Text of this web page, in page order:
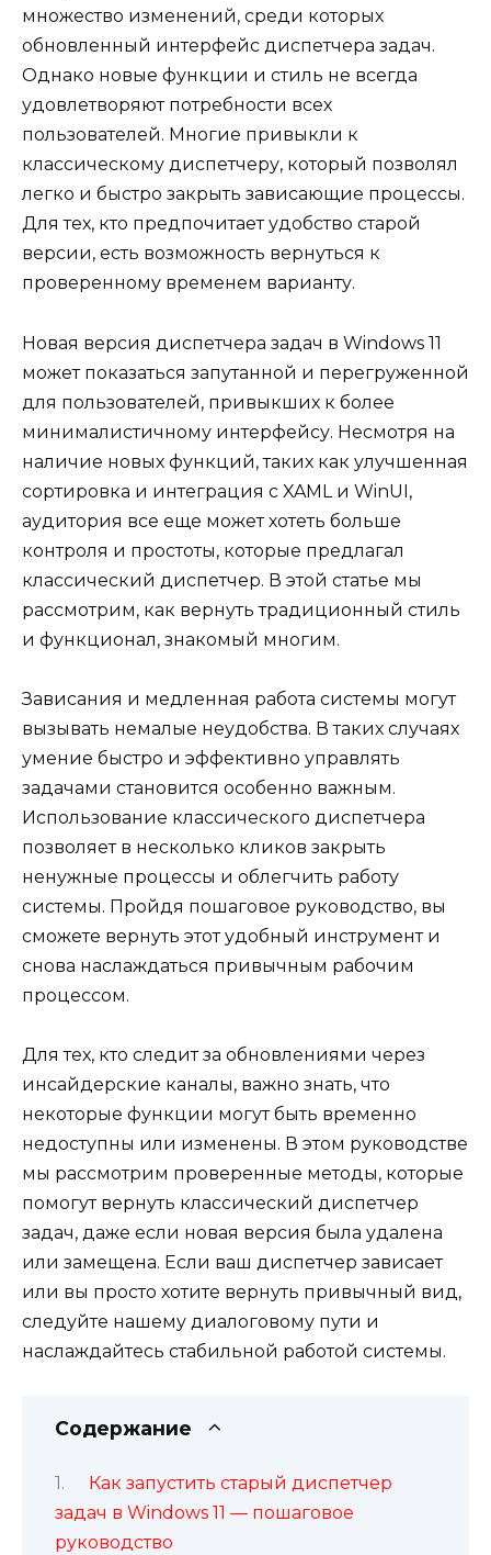
множество изменений, среди которых
обновленный интерфейс диспетчера задач.
Однако новые функции и стиль не всегда
удовлетворяют потребности всех
пользователей. Многие привыкли к
классическому диспетчеру, который позволял
легко и быстро закрыть зависающие процессы.
Для тех, кто предпочитает удобство старой
версии, есть возможность вернуться к
проверенному временем варианту.
Новая версия диспетчера задач в Windows 11
может показаться запутанной и перегруженной
для пользователей, привыкших к более
минималистичному интерфейсу. Несмотря на
наличие новых функций, таких как улучшенная
сортировка и интеграция с XAML и WinUI,
аудитория все еще может хотеть больше
контроля и простоты, которые предлагал
классический диспетчер. В этой статье мы
рассмотрим, как вернуть традиционный стиль
и функционал, знакомый многим.
Зависания и медленная работа системы могут
вызывать немалые неудобства. В таких случаях
умение быстро и эффективно управлять
задачами становится особенно важным.
Использование классического диспетчера
позволяет в несколько кликов закрыть
ненужные процессы и облегчить работу
системы. Пройдя пошаговое руководство, вы
сможете вернуть этот удобный инструмент и
снова наслаждаться привычным рабочим
процессом.
Для тех, кто следит за обновлениями через
инсайдерские каналы, важно знать, что
некоторые функции могут быть временно
недоступны или изменены. В этом руководстве
мы рассмотрим проверенные методы, которые
помогут вернуть классический диспетчер
задач, даже если новая версия была удалена
или замещена. Если ваш диспетчер зависает
или вы просто хотите вернуть привычный вид,
следуйте нашему диалоговому пути и
наслаждайтесь стабильной работой системы.
Содержание
Как запустить старый диспетчер
задач в Windows 11 — пошаговое
руководство